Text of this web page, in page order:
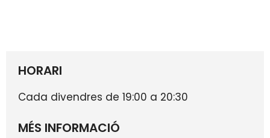
HORARI
Cada divendres de 19:00 a 20:30
MÉS INFORMACIÓ